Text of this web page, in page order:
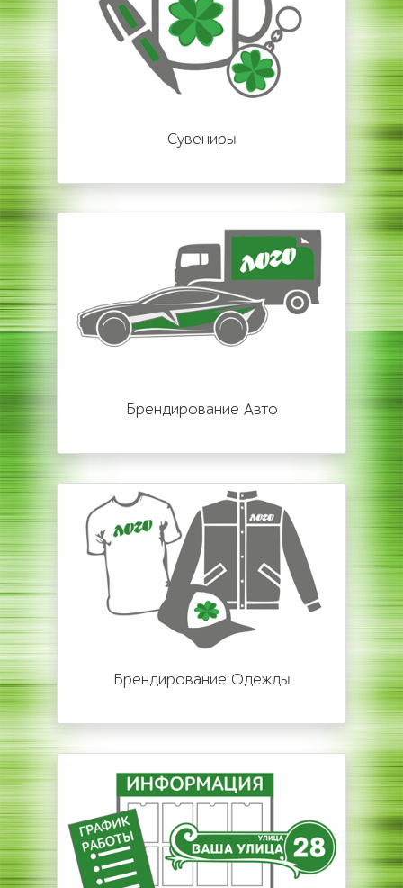
Сувениры
Брендирование Авто
Брендирование Одежды